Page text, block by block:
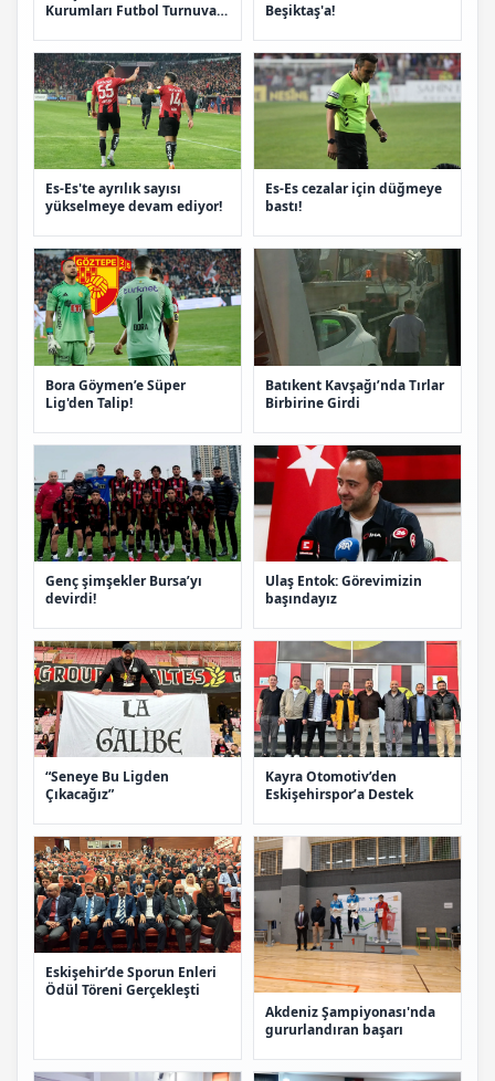
Kurumları Futbol Turnuvası
Beşiktaş'a!
Es-Es'te ayrılık sayısı
yükselmeye devam ediyor!
Es-Es cezalar için düğmeye
bastı!
Bora Göymen’e Süper
Lig'den Talip!
Batıkent Kavşağı’nda Tırlar
Birbirine Girdi
Genç şimşekler Bursa’yı
devirdi!
Ulaş Entok: Görevimizin
başındayız
“Seneye Bu Ligden
Çıkacağız”
Kayra Otomotiv’den
Eskişehirspor’a Destek
Eskişehir’de Sporun Enleri
Ödül Töreni Gerçekleşti
Akdeniz Şampiyonası'nda
gururlandıran başarı